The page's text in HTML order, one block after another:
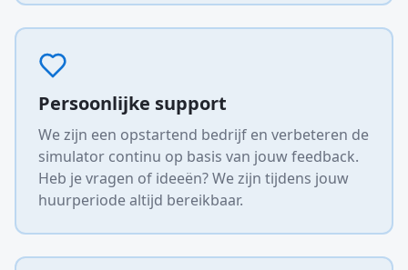
Persoonlijke support
We zijn een opstartend bedrijf en verbeteren de
simulator continu op basis van jouw feedback.
Heb je vragen of ideeën? We zijn tijdens jouw
huurperiode altijd bereikbaar.